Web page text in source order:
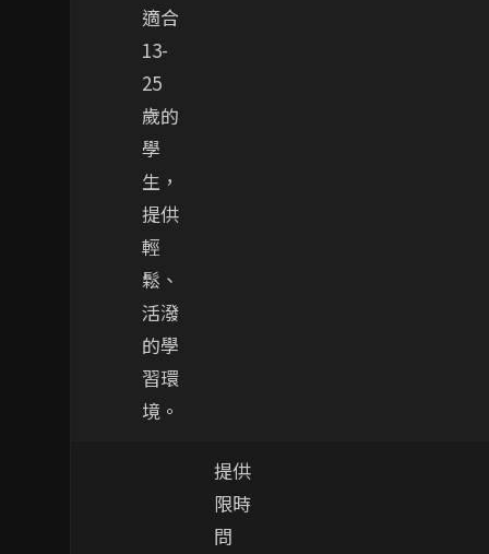
適合
13-
25
歲的
學
生，
提供
輕
鬆、
活潑
的學
習環
境。
提供
限時
問